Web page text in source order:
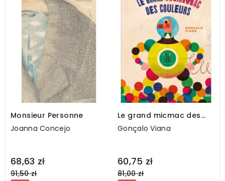
Monsieur Personne
Joanna Concejo
68,63 zł
Regular
price
91,50 zł
Le grand micmac des
couleurs
Gonçalo Viana
60,75 zł
Regular
price
81,00 zł